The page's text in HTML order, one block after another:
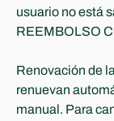
usuario no está
REEMBOLSO
Renovación de
renuevan
manual. Para